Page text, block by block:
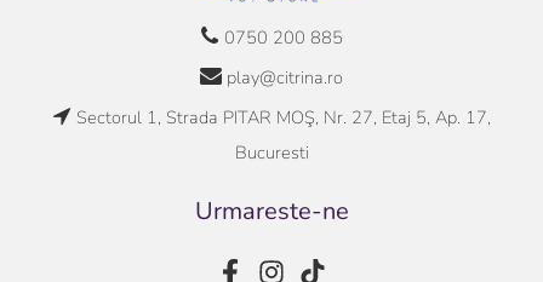
0750 200 885
play@citrina.ro
Sectorul 1, Strada PITAR MOŞ, Nr. 27, Etaj 5, Ap. 17,
Bucuresti
Urmareste-ne